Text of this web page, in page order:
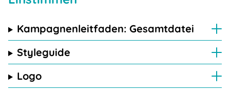
Kampagnenleitfaden: Gesamtdatei
Styleguide
Logo